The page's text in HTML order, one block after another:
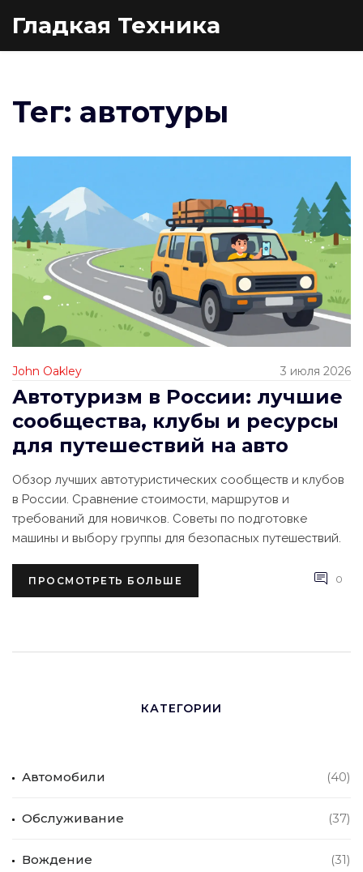
Гладкая Техника
Тег: автотуры
John Oakley 3 июля 2026
Автотуризм в России: лучшие
сообщества, клубы и ресурсы
для путешествий на авто
Обзор лучших автотуристических сообществ и клубов
в России. Сравнение стоимости, маршрутов и
требований для новичков. Советы по подготовке
машины и выбору группы для безопасных путешествий.
ПРОСМОТРЕТЬ БОЛЬШЕ 0
КАТЕГОРИИ
Автомобили (40)
Обслуживание (37)
Вождение (31)